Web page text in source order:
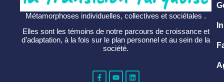
Métamorphoses individuelles, collectives et sociétales .
Elles sont les témoins de notre parcours de croissance et
d’adaptation, à la fois sur le plan personnel et au sein de la
société.